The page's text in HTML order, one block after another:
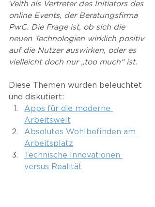
Veith als Vertreter des Initiators des
online Events, der Beratungsfirma
PwC. Die Frage ist, ob sich die
neuen Technologien wirklich positiv
auf die Nutzer auswirken, oder es
vielleicht doch nur „too much“ ist.
Diese Themen wurden beleuchtet
und diskutiert:
Apps für die moderne
Arbeitswelt
Absolutes Wohlbefinden am
Arbeitsplatz
Technische Innovationen
versus Realität